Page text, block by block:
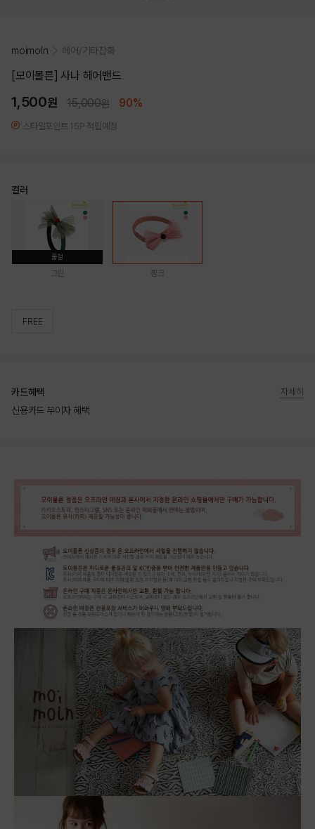
moimoln 헤어/기타잡화
[모이몰른] 사나 헤어밴드
1,500원 15,000원 90%
스타일포인트 15P 적립예정
컬러
품절
그린 핑크
FREE
카드혜택
신용카드 무이자 혜택
자세히